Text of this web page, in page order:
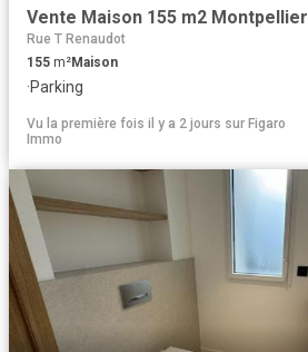
Vente Maison 155 m2 Montpellier
Rue T Renaudot
155 m²Maison
·Parking
Vu la première fois il y a 2 jours sur Figaro
Immo